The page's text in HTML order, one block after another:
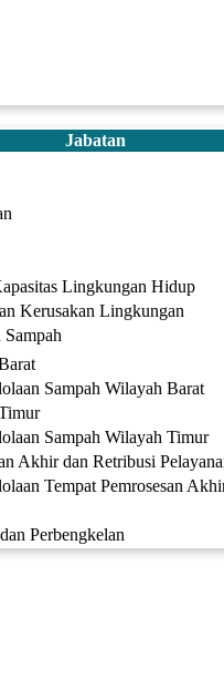
Jabatan
Lingkungan Hidup
Kerusakan Lingkungan
Sampah Wilayah Barat
Sampah Wilayah Timur
Akhir dan Retribusi
Tempat Pemrosesan
Perbengkelan